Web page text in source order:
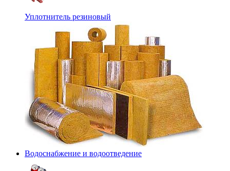
Уплотнитель резиновый
Водоснабжение и водоотведение